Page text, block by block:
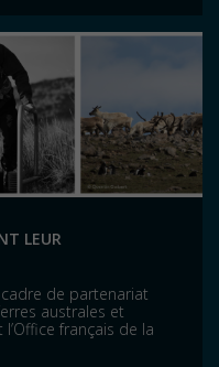
LEUR
de partenariat
australes et
l’Office français de la